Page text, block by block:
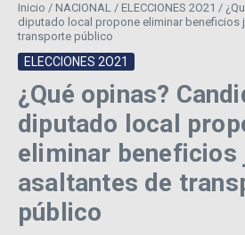
Inicio / NACIONAL / ELECCIONES 2O21 /
diputado local propone eliminar beneficios
transporte público
ELECCIONES 2O21
¿Qué opinas?
diputado local
eliminar
asaltantes de
público